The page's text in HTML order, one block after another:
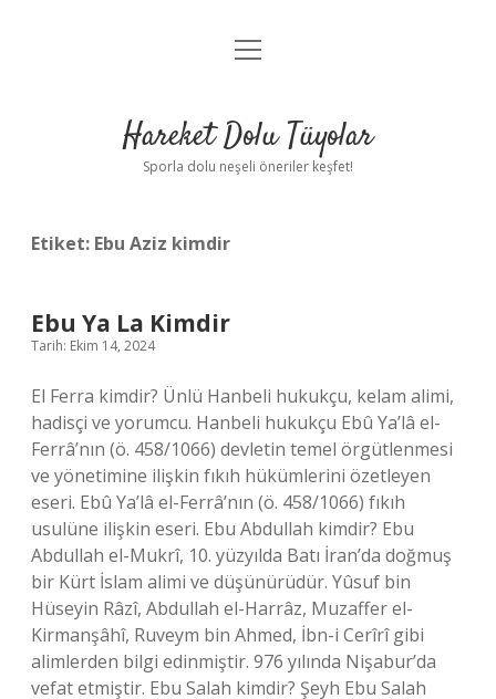
Anasayfa
Yasal Uyarı
menüyü
Hareket Dolu Tüyolar
Sporla dolu neşeli öneriler keşfet!
Etiket: Ebu Aziz kimdir
Ebu Ya La Kimdir
Tarih: Ekim 14, 2024
El Ferra kimdir? Ünlü Hanbeli hukukçu, kelam alimi,
hadisçi ve yorumcu. Hanbeli hukukçu Ebû Ya’lâ el-
Ferrâ’nın (ö. 458/1066) devletin temel örgütlenmesi
ve yönetimine ilişkin fıkıh hükümlerini özetleyen
eseri. Ebû Ya’lâ el-Ferrâ’nın (ö. 458/1066) fıkıh
usulüne ilişkin eseri. Ebu Abdullah kimdir? Ebu
Abdullah el-Mukrî, 10. yüzyılda Batı İran’da doğmuş
bir Kürt İslam alimi ve düşünürüdür. Yûsuf bin
Hüseyin Râzî, Abdullah el-Harrâz, Muzaffer el-
Kirmanşâhî, Ruveym bin Ahmed, İbn-i Cerîrî gibi
alimlerden bilgi edinmiştir. 976 yılında Nişabur’da
vefat etmiştir. Ebu Salah kimdir? Şeyh Ebu Salah